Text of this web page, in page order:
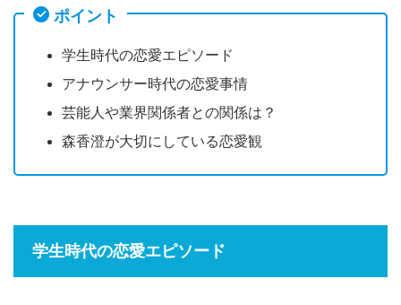
ポイント
学生時代の恋愛エピソード
アナウンサー時代の恋愛事情
芸能人や業界関係者との関係は？
森香澄が大切にしている恋愛観
学生時代の恋愛エピソード